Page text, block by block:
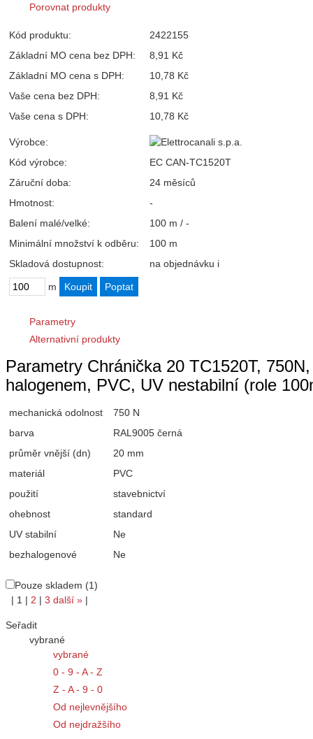
Porovnat produkty
Kód produktu:
2422155
Základní MO cena bez DPH:
8,91 Kč
Základní MO cena s DPH:
10,78 Kč
Vaše cena bez DPH:
8,91 Kč
Vaše cena s DPH:
10,78 Kč
Výrobce:
Kód výrobce:
EC CAN-TC1520T
Záruční doba:
24 měsíců
Hmotnost:
-
Balení malé/velké:
100 m / -
Minimální množství k odběru:
100 m
Skladová dostupnost:
na objednávku i
m
Parametry
Alternativní produkty
Parametry Chránička 20 TC1520T,
halogenem, PVC, UV nestabilní (role
mechanická odolnost
750 N
barva
RAL9005 černá
průměr vnější (dn)
20 mm
materiál
PVC
použití
stavebnictví
ohebnost
standard
UV stabilní
Ne
bezhalogenové
Ne
Pouze skladem (1)
| 1 | 2 | 3 další » |
Seřadit
vybrané
vybrané
0 - 9 - A - Z
Z - A - 9 - 0
Od nejlevnějšího
Od nejdražšího